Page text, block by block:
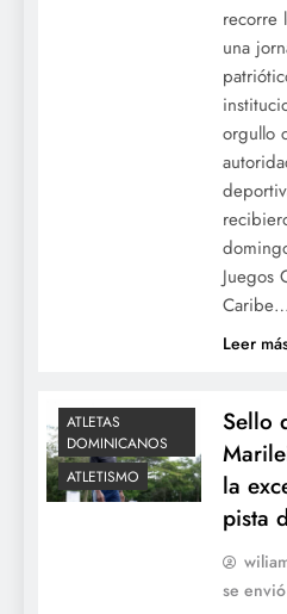
recorre
una
orgullo
Juegos
Caribe…
Leer
ATLETAS
DOMINICANOS
ATLETISMO
Sello
la
pista
se envió